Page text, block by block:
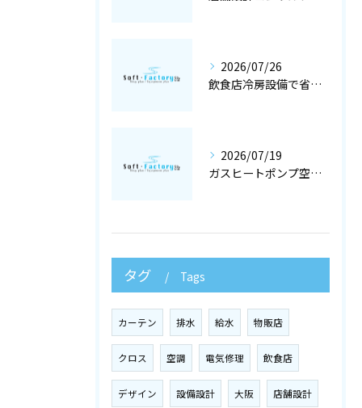
2026/07/26
飲食店冷房設備で省エネと快適を両立する冷暖房工事と空調設備選定の店舗設計術
2026/07/19
ガスヒートポンプ空調で冷暖房工事と空調設備を最適化する店舗設計ガイド
タグ Tags
カーテン 排水 給水 物販店
クロス 空調 電気修理 飲食店
デザイン 設備設計 大阪 店舗設計